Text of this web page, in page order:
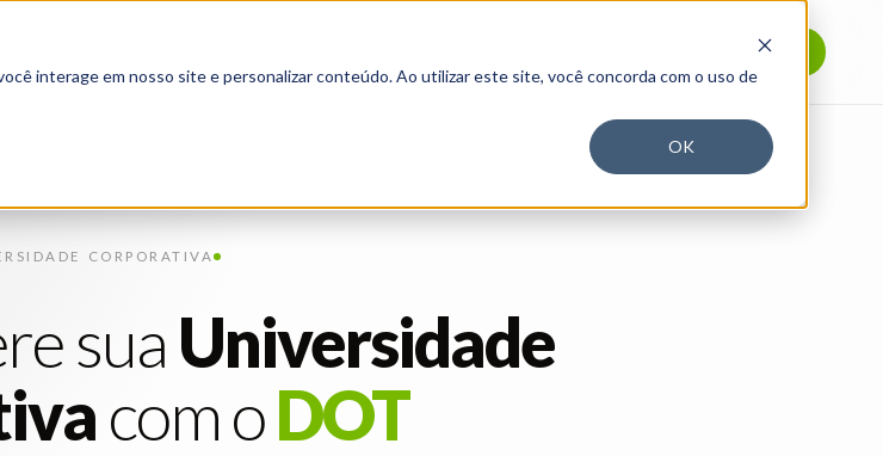
interage em nosso site e personalizar conteúdo. Ao utilizar este site, você concorda com o uso de
OK
Fale Conosco
CORPORATIVA
sua Universidade
comoDOT